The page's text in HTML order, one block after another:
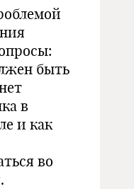
быть
в
и как
во